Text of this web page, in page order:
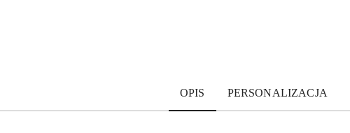
OPIS PERSONALIZACJA